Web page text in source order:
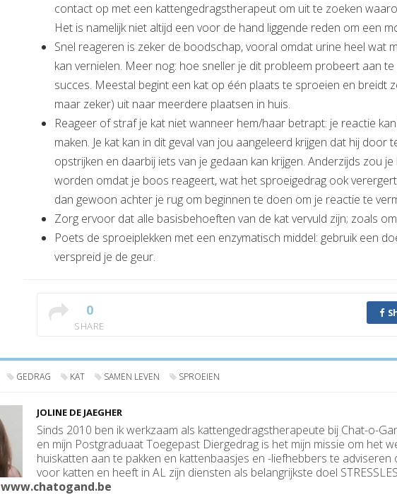
contact op met een kattengedragstherapeut om uit te zoeken
Het is namelijk niet altijd een voor de hand liggende reden om een
Snel reageren is zeker de boodschap, vooral omdat urine heel wat
kan vernielen. Meer nog: hoe sneller je dit probleem probeert aan
succes. Meestal begint een kat op één plaats te sproeien en breidt
maar zeker) uit naar meerdere plaatsen in huis.
Reageer of straf je kat niet wanneer hem/haar betrapt: je reactie
maken. Je kat kan in dit geval van jou aangeleerd krijgen dat hij door
opstrijken en daarbij iets van je gedaan kan krijgen. Anderzijds zou
worden omdat je boos reageert, wat het sproeigedrag ook
dan gewoon achter je rug om beginnen te doen om je reactie te
Zorg ervoor dat alle basisbehoeften van de kat vervuld zijn; zoals
Poets de sproeiplekken met een enzymatisch middel: gebruik een
verspreid je de geur.
0
SHARE
GEDRAG KAT SAMEN LEVEN SPROEIEN
JOLINE DE JAEGHER
Sinds 2010 ben ik werkzaam als kattengedragstherapeute bij Chat-o-
en mijn Postgraduaat Toegepast Diergedrag is het mijn missie om het
huiskatten aan te pakken en kattenbaasjes en -liefhebbers te
voor katten en heeft in AL zijn diensten als belangrijkste doel
www.chatogand.be